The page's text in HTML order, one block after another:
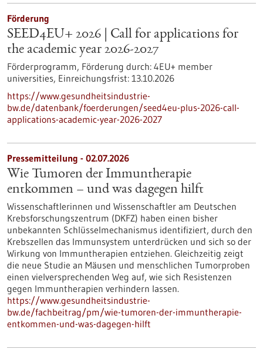
Förderung
SEED4EU+ 2026 | Call for applications for
the academic year 2026-2027
Förderprogramm, Förderung durch: 4EU+ member
universities, Einreichungsfrist: 13.10.2026
https://www.gesundheitsindustrie-
bw.de/datenbank/foerderungen/seed4eu-plus-2026-call-
applications-academic-year-2026-2027
Pressemitteilung - 02.07.2026
Wie Tumoren der Immuntherapie
entkommen – und was dagegen hilft
Wissenschaftlerinnen und Wissenschaftler am Deutschen
Krebsforschungszentrum (DKFZ) haben einen bisher
unbekannten Schlüsselmechanismus identifiziert, durch den
Krebszellen das Immunsystem unterdrücken und sich so der
Wirkung von Immuntherapien entziehen. Gleichzeitig zeigt
die neue Studie an Mäusen und menschlichen Tumorproben
einen vielversprechenden Weg auf, wie sich Resistenzen
gegen Immuntherapien verhindern lassen.
https://www.gesundheitsindustrie-
bw.de/fachbeitrag/pm/wie-tumoren-der-immuntherapie-
entkommen-und-was-dagegen-hilft